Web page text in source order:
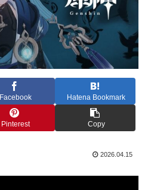
Facebook Hatena Bookmark
Pinterest Copy
2026.04.15